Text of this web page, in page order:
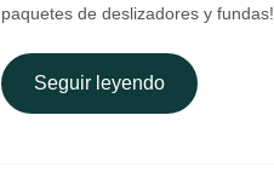
paquetes de deslizadores y fundas!
Seguir leyendo